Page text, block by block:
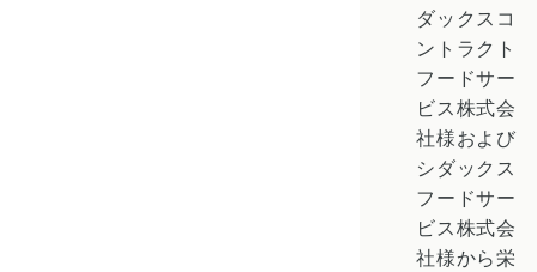
ダックスコ
ントラクト
フードサー
ビス株式会
社様および
シダックス
フードサー
ビス株式会
社様から栄